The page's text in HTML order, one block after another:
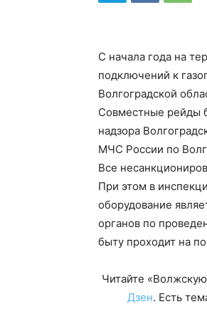
С начала года на
подключений к
Волгоградской
Совместные рейды
надзора
МЧС России по
Все
При этом в
оборудование
органов по
быту проходит на
Читайте
Дзен. Есть